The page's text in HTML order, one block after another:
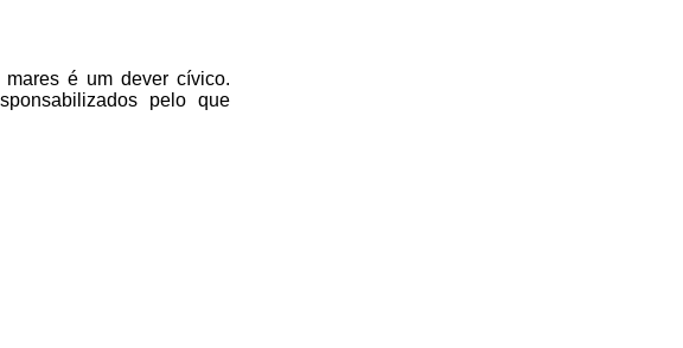
é um dever cívico.
pelo que